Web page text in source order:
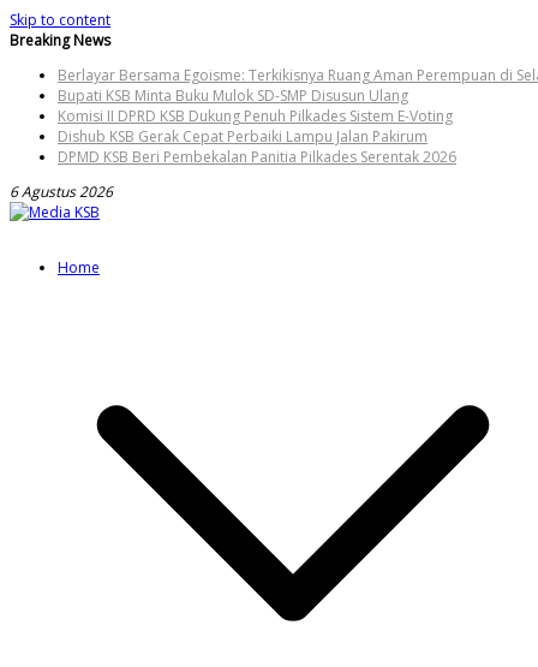
Skip to content
Breaking News
Berlayar Bersama Egoisme: Terkikisnya Ruang Aman Perempuan di
Bupati KSB Minta Buku Mulok SD-SMP Disusun Ulang
Komisi II DPRD KSB Dukung Penuh Pilkades Sistem E-Voting
Dishub KSB Gerak Cepat Perbaiki Lampu Jalan Pakirum
DPMD KSB Beri Pembekalan Panitia Pilkades Serentak 2026
6 Agustus 2026
Home